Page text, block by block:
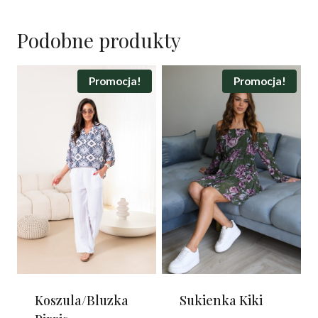
Podobne produkty
Promocja!
Koszula/Bluzka
Promocja!
Sukienka Kiki